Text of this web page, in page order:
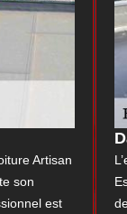
Artisan
son
est